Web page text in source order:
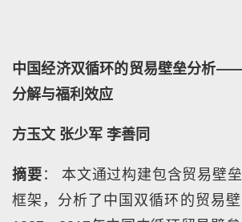
中国经济双循环的贸易壁垒分析
分解与福利效应
方玉文 张少军 李善同
摘要 ： 本文通过构建包含贸易壁
框架，分析了中国双循环的贸易壁